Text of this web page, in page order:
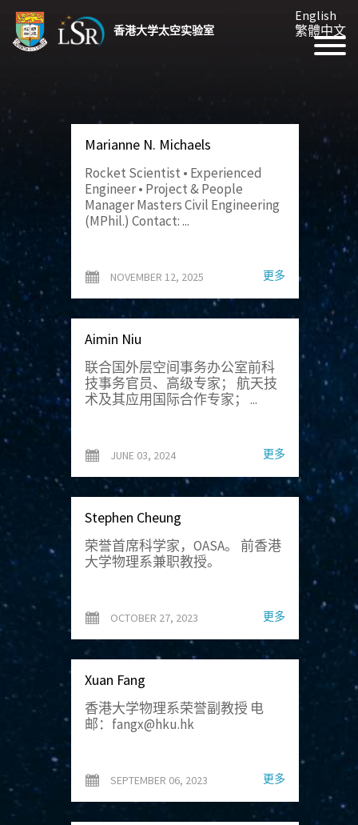
香港大学太空实验室
English
繁體中文
Marianne N. Michaels
Rocket Scientist • Experienced
Engineer • Project & People
Manager Masters Civil Engineering
(MPhil.) Contact: ...
NOVEMBER 12, 2025 更多
Aimin Niu
联合国外层空间事务办公室前科
技事务官员、高级专家； 航天技
术及其应用国际合作专家； ...
JUNE 03, 2024 更多
Stephen Cheung
荣誉首席科学家，OASA。 前香港
大学物理系兼职教授。
OCTOBER 27, 2023 更多
Xuan Fang
香港大学物理系荣誉副教授 电
邮：fangx@hku.hk
SEPTEMBER 06, 2023 更多